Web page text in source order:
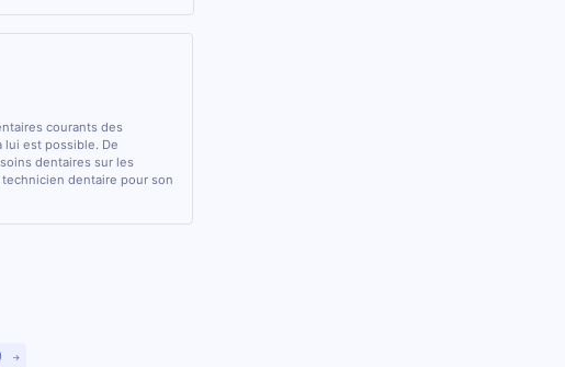
courants des
est possible. De
dentaires sur les
dentaire pour son